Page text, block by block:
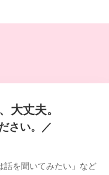
大丈夫。
さい。／
話を聞いてみたい」など